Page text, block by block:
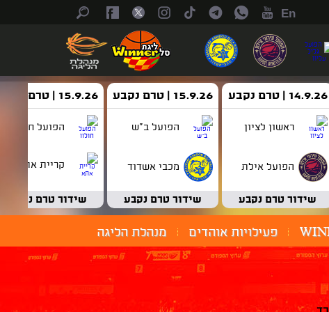
En
14.9.26 | טרם נקבע
ראשון לציון
הפועל אילת
שידור טרם נקבע
15.9.26 | טרם נקבע
הפועל ב"ש
מכבי אשדוד
שידור טרם נקבע
15.9.26 | טרם נקבע
הפועל חולון
קריית אתא
שידור טרם נקבע
פעילויות אוהדים מנהלת הליגה